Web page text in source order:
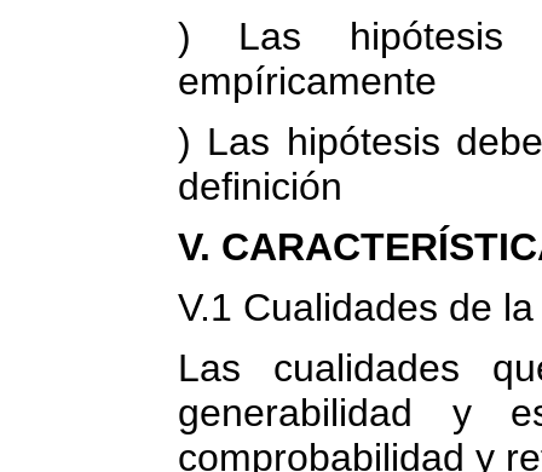
) Las hipótesis
empíricamente
) Las hipótesis
definición
V.
V.1 Cualidades de
Las cualidades
generabilidad y
comprobabilidad y